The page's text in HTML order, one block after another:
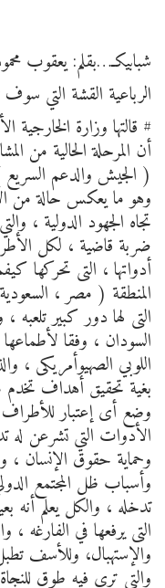
شبابيكـ…بقلم: يعقوب
الرباعية القشة التي
# قالتها وزارة
أن المرحلة الحالية من
( الجيش والدعم
وهو ما يعكس حالة من
تجاه الجهود الدولية ،
ضربة قاضية ، لكل
أدواتها ، التى تحركها
المنطقة ( مصر ،
التى لها دور كبير تلعبه
السودان ، وفقا
اللوبي الصهيوأمريكى ،
بغية تحقيق أهداف
وضع أى إعتبار للأطراف
الأدوات التي تشرعن له
وحماية حقوق الإنسان ،
وأسباب ظل المجتمع
تدخله ، والكل يعلم أنه
التى يرفعها في الفارغه ،
والإستهبال، وللأسف
والتى تري فيه طوق